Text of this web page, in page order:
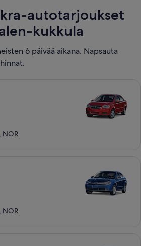
autotarjoukset
kukkula
6 päivää aikana. Napsauta
NOR
NOR